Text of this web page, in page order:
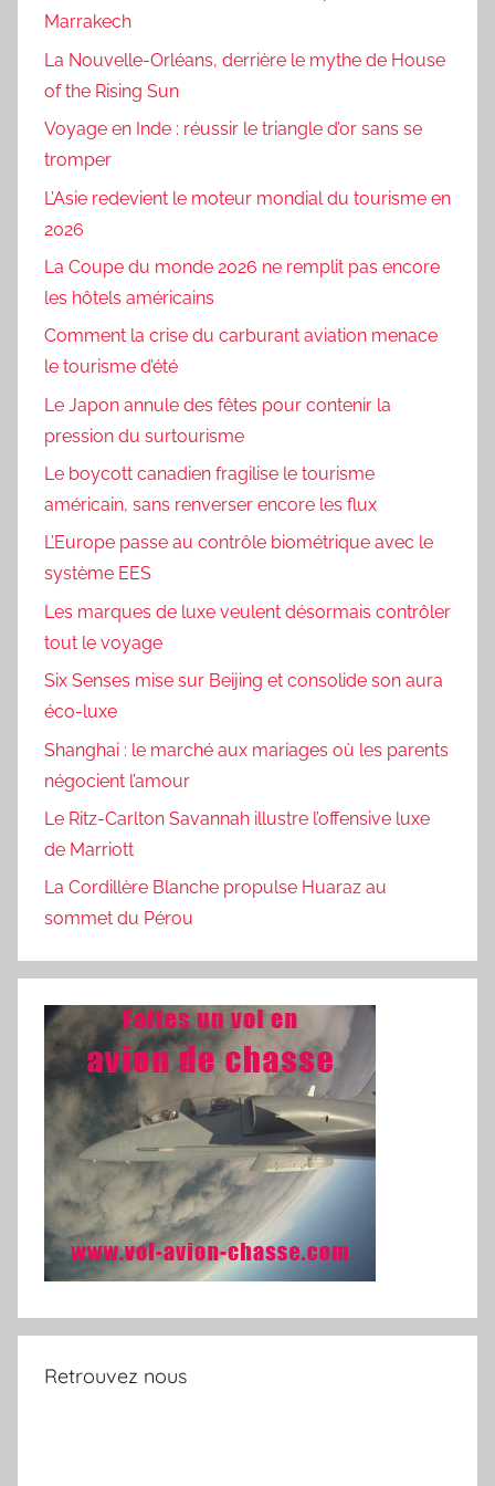
Marrakech
La Nouvelle-Orléans, derrière le mythe de House
of the Rising Sun
Voyage en Inde : réussir le triangle d’or sans se
tromper
L’Asie redevient le moteur mondial du tourisme en
2026
La Coupe du monde 2026 ne remplit pas encore
les hôtels américains
Comment la crise du carburant aviation menace
le tourisme d’été
Le Japon annule des fêtes pour contenir la
pression du surtourisme
Le boycott canadien fragilise le tourisme
américain, sans renverser encore les flux
L’Europe passe au contrôle biométrique avec le
système EES
Les marques de luxe veulent désormais contrôler
tout le voyage
Six Senses mise sur Beijing et consolide son aura
éco-luxe
Shanghai : le marché aux mariages où les parents
négocient l’amour
Le Ritz-Carlton Savannah illustre l’offensive luxe
de Marriott
La Cordillère Blanche propulse Huaraz au
sommet du Pérou
Retrouvez nous